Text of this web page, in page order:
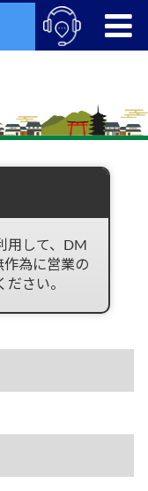
用して、DM
作為に営業の
さい。